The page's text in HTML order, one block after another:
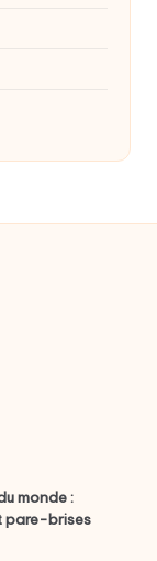
monde :
pare-brises